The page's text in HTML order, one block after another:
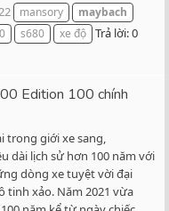
mansory
maybach
s680 xe độ Trả lời: 0
Edition 100 chính
trong giới xe sang,
dài lịch sử hơn 100 năm với
dòng xe tuyệt vời đại
tinh xảo. Năm 2021 vừa